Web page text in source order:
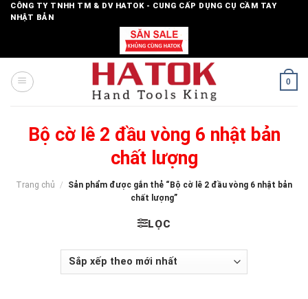
SkipCÔNG TY TNHH TM & DV HATOK - CUNG CẤP DỤNG CỤ CẦM TAY
NHẬT BẢN
0
Bộ cờ lê 2 đầu vòng 6 nhật bản
chất lượng
Trang chủ /
Sản phẩm được gắn thẻ “Bộ cờ lê 2 đầu vòng 6 nhật bản
chất lượng”
LỌC